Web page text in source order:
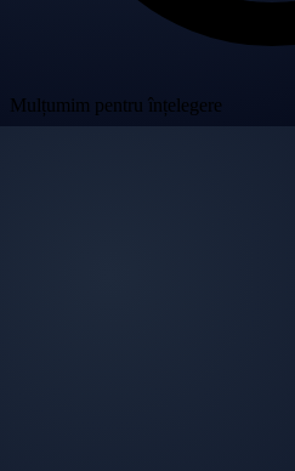
Mulțumim pentru înțelegere